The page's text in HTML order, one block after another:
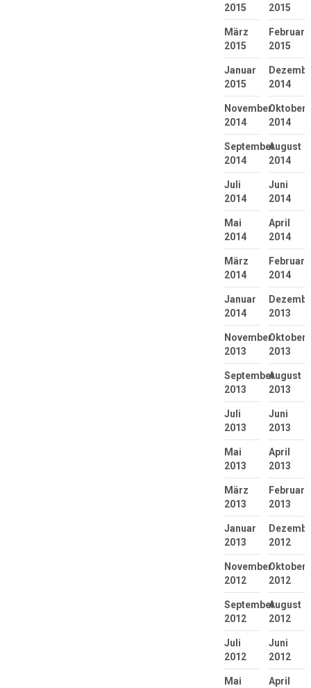
2015
2015
März
2015
Februar
2015
Januar
2015
2014
November
2014
Oktober
2014
September
2014
August
2014
Juli
2014
Juni
2014
Mai
2014
April
2014
März
2014
Februar
2014
Januar
2014
2013
November
2013
Oktober
2013
September
2013
August
2013
Juli
2013
Juni
2013
Mai
2013
April
2013
März
2013
Februar
2013
Januar
2013
2012
November
2012
Oktober
2012
September
2012
August
2012
Juli
2012
Juni
2012
Mai
April